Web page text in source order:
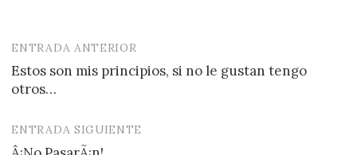
Navegación
de
ENTRADA ANTERIOR
Estos son mis principios, si no le gustan tengo
otros…
ENTRADA SIGUIENTE